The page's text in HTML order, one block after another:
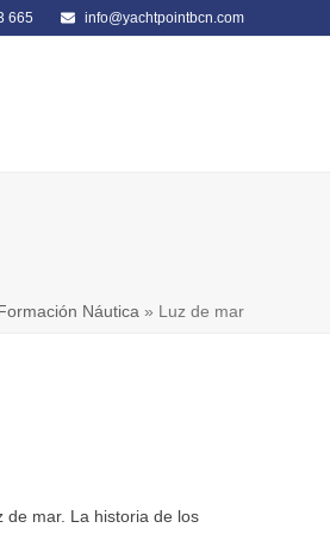
665 info@yachtpointbcn.com
Náutica » Luz de mar
de mar. La historia de los